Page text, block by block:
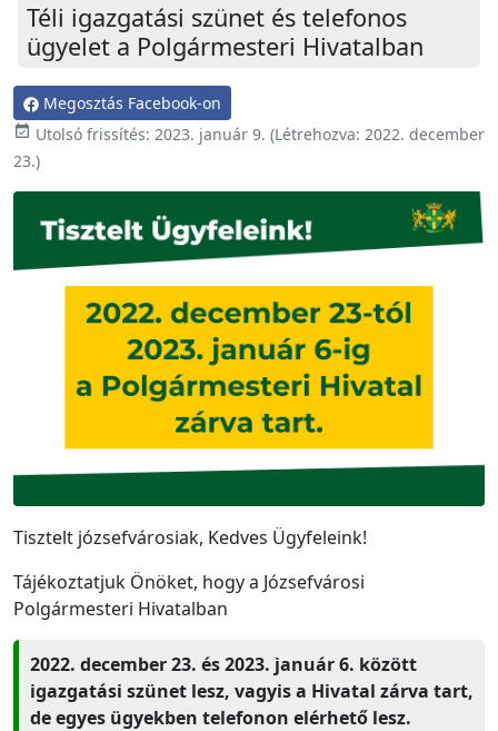
Téli igazgatási szünet és telefonos
ügyelet a Polgármesteri Hivatalban
Megosztás Facebook-on
 Utolsó frissítés: 2023. január 9. (Létrehozva: 2022. december
23.)
Tisztelt józsefvárosiak, Kedves Ügyfeleink!
Tájékoztatjuk Önöket, hogy a Józsefvárosi
Polgármesteri Hivatalban
2022. december 23. és 2023. január 6. között
igazgatási szünet lesz, vagyis a Hivatal zárva tart,
de egyes ügyekben telefonon elérhető lesz.